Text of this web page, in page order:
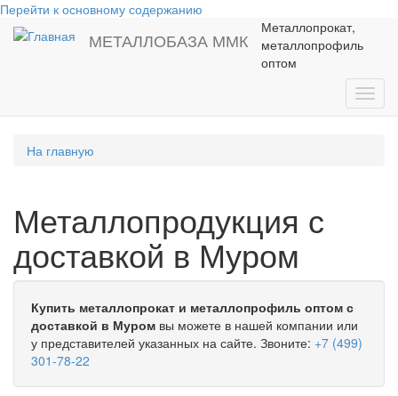
Перейти к основному содержанию
МЕТАЛЛОБАЗА ММК
Металлопрокат,
металлопрофиль
оптом
На главную
Металлопродукция с
доставкой в Муром
Купить металлопрокат и металлопрофиль оптом с
доставкой в Муром вы можете в нашей компании или
у представителей указанных на сайте. Звоните: +7 (499)
301-78-22